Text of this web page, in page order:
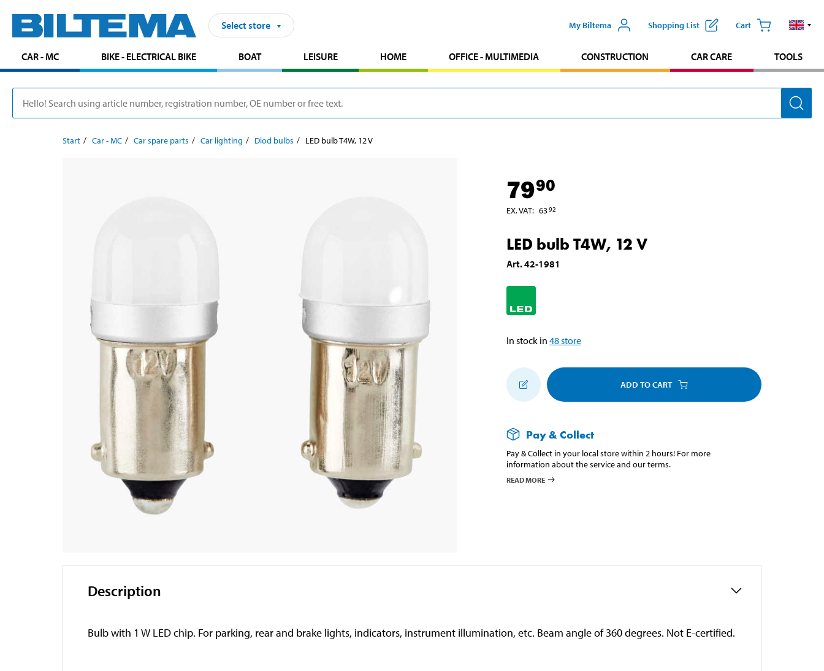
Select store My Biltema Shopping List Cart
CAR - MC BIKE - ELECTRICAL BIKE BOAT LEISURE HOME OFFICE - MULTIMEDIA CONSTRUCTION CAR CARE TOOLS
Start Car - MC Car spare parts Car lighting Diod bulbs LED bulb T4W, 12 V
7990
EX. VAT: 6392
LED bulb T4W, 12 V
Art.42-1981
In stock in 48store
ADD TO CART
Pay & Collect
Pay & Collect in your local store within 2 hours! For more
information about the service and our terms.
READ MORE
Description
Bulb with 1 W LED chip. For parking, rear and brake lights, indicators, instrument illumination, etc. Beam angle of 360 degrees. Not E-certified.